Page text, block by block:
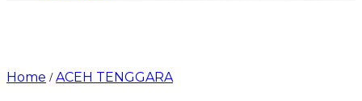
Home /ACEH TENGGARA